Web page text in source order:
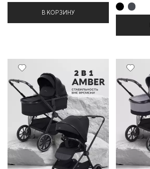
В КОРЗИНУ
20% 20%